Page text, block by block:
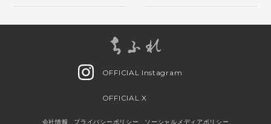
OFFICIAL Instagram
OFFICIAL X
会社情報 プライバシーポリシー ソーシャルメディアポリシー